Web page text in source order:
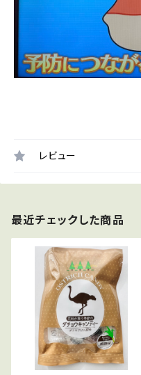
レビュー
最近チェックした商品